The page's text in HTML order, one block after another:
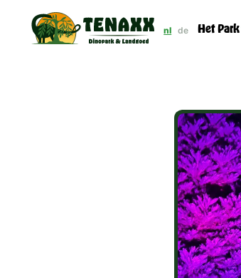
nl de Het Park